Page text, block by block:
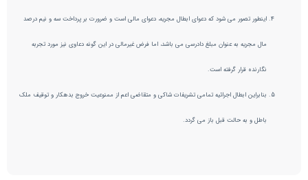
اینطور تصور می شود که دعوای ابطال مجریه، دعوای مالی است و ضرورت بر پرداخت سه و نیم درصد
مال مجریه به عنوان مبلغ دادرسی می باشد، اما فرض غیرمالی در این گونه دعاوی نیز مورد تجربه
نگارنده قرار گرفته است.
بنابراین ابطال اجرائیه تمامی تشریفات شاکی و متقاضی اعم از ممنوعیت خروج بدهکار و توقیف ملک
باطل و به حالت قبل باز می گردد.